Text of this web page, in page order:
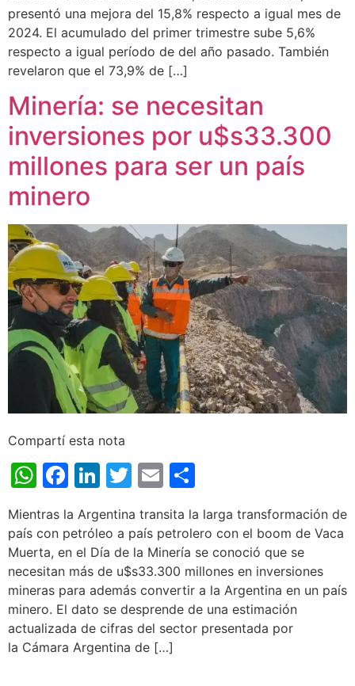
presentó una mejora del 15,8% respecto a igual mes de
2024. El acumulado del primer trimestre sube 5,6%
respecto a igual período de del año pasado. También
revelaron que el 73,9% de […]
Minería: se necesitan
inversiones por u$s33.300
millones para ser un país
minero
Compartí esta nota
WhatsApp
Facebook
LinkedIn
Twitter
Email
Mientras la Argentina transita la larga transformación de
país con petróleo a país petrolero con el boom de Vaca
Muerta, en el Día de la Minería se conoció que se
necesitan más de u$s33.300 millones en inversiones
mineras para además convertir a la Argentina en un país
minero. El dato se desprende de una estimación
actualizada de cifras del sector presentada por
la Cámara Argentina de […]